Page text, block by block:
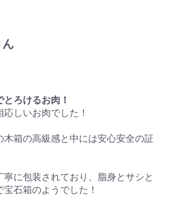
ん
ろけるお肉！
しいお肉でした！
木箱の高級感と中には安心安全の証
寧に包装されており、脂身とサシと
石箱のようでした！